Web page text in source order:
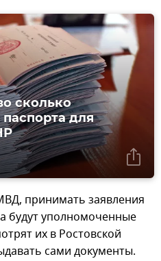
сколько
для
принимать заявления
будут уполномоченные
их в Ростовской
сами документы.